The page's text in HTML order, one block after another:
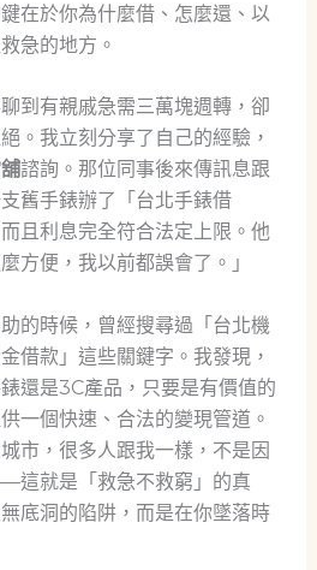
在於你為什麼借、怎麼還、以
急的地方。
到有親戚急需三萬塊週轉，卻
。我立刻分享了自己的經驗，
諮詢。那位同事後來傳訊息跟
舊手錶辦了「台北手錶借
且利息完全符合法定上限。他
方便，我以前都誤會了。」
的時候，曾經搜尋過「台北機
借款」這些關鍵字。我發現，
還是3C產品，只要是有價值的
一個快速、合法的變現管道。
市，很多人跟我一樣，不是因
這就是「救急不救窮」的真
底洞的陷阱，而是在你墜落時